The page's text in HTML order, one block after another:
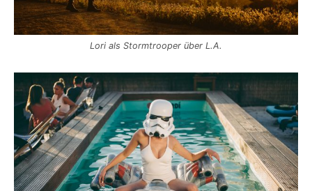
Lori als Storm­tro­o­per über L.A.